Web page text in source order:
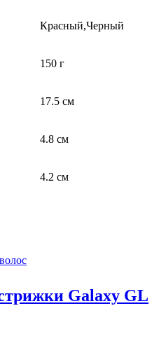
Красный,Черный
150 г
17.5 см
4.8 см
4.2 см
Galaxy GL